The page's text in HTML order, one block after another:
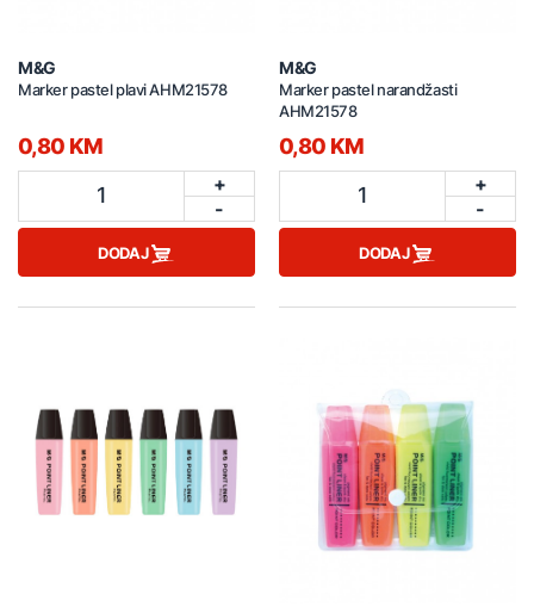
M&G
Marker pastel plavi AHM21578
0,80 KM
1
+
-
DODAJ
M&G
Marker pastel narandžasti
AHM21578
0,80 KM
1
+
-
DODAJ